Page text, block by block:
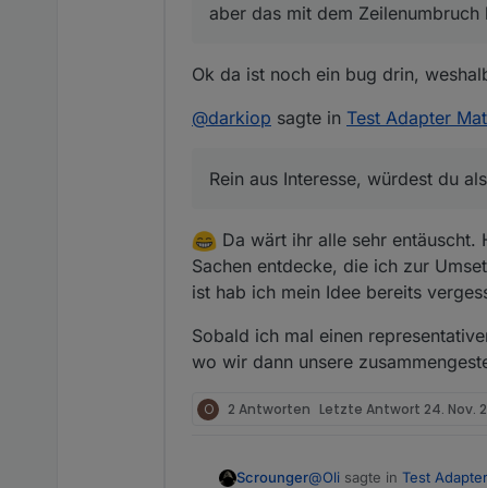
aber das mit dem Zeilenumbruch
Ok da ist noch ein bug drin,
@darkiop sagte in Test Adapter
Rein aus Interesse, würdest du
Da wärt ihr alle sehr
Sachen entdecke, die ich zur
ist hab ich mein Idee bereits
Sobald ich mal einen
wo wir dann unsere
O 2 Antworten Letzte Antwort 24. Nov.
Scrounger@Oli sagte in Test